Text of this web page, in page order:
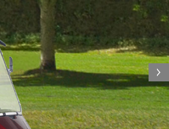
next